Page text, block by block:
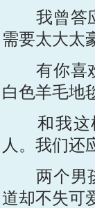
我曾答应
需要太大太
有你喜欢
白色羊毛地
和我这样
人。我们还
两个男孩
道却不失可